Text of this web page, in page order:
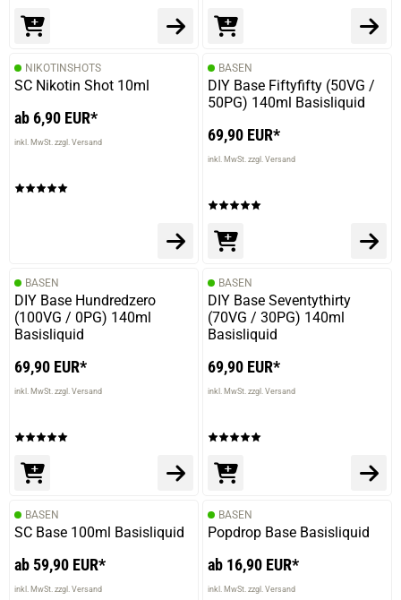
NIKOTINSHOTS
SC Nikotin Shot 10ml
ab 6,90 EUR*
inkl. MwSt. zzgl. Versand
BASEN
DIY Base Fiftyfifty (50VG /
50PG) 140ml Basisliquid
69,90 EUR*
inkl. MwSt. zzgl. Versand
BASEN
DIY Base Hundredzero
(100VG / 0PG) 140ml
Basisliquid
69,90 EUR*
inkl. MwSt. zzgl. Versand
BASEN
DIY Base Seventythirty
(70VG / 30PG) 140ml
Basisliquid
69,90 EUR*
inkl. MwSt. zzgl. Versand
BASEN
SC Base 100ml Basisliquid
ab 59,90 EUR*
inkl. MwSt. zzgl. Versand
BASEN
Popdrop Base Basisliquid
ab 16,90 EUR*
inkl. MwSt. zzgl. Versand